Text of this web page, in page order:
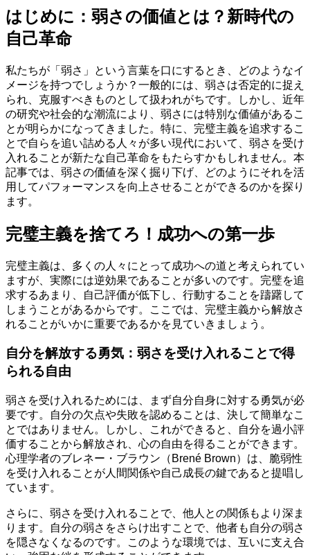
はじめに：弱さの価値とは？新時代の
自己革命
私たちが「弱さ」という言葉を口にするとき、どのようなイ
メージを持つでしょうか？一般的には、弱さは否定的に捉え
られ、克服すべきものとして扱われがちです。しかし、近年
の研究や社会的な潮流により、弱さには特別な価値があるこ
とが明らかになってきました。特に、完璧主義を追求するこ
とで自らを追い詰める人々が多い現代において、弱さを受け
入れることが新たな自己革命をもたらすかもしれません。本
記事では、弱さの価値を深く掘り下げ、どのようにそれを活
用してパフォーマンスを向上させることができるのかを探り
ます。
完璧主義を捨てろ！成功への第一歩
完璧主義は、多くの人々にとって成功への道と考えられてい
ますが、実際には逆効果であることが多いのです。完璧を追
求するあまり、自己評価が低下し、行動することを躊躇して
しまうことがあるからです。ここでは、完璧主義から解放さ
れることがいかに重要であるかを見ていきましょう。
自分を解放する勇気：弱さを受け入れることで得
られる自由
弱さを受け入れるためには、まず自分自身に対する勇気が必
要です。自分の欠点や失敗を認めることは、決して簡単なこ
とではありません。しかし、これができると、自分を過小評
価することから解放され、心の自由を得ることができます。
心理学者のブレネー・ブラウン（Brené Brown）は、脆弱性
を受け入れることが人間関係や自己成長の鍵であると提唱し
ています。
さらに、弱さを受け入れることで、他人との関係もより深ま
ります。自分の弱さをさらけ出すことで、他者も自分の弱さ
を隠さなくなるのです。このような環境では、互いに支え合